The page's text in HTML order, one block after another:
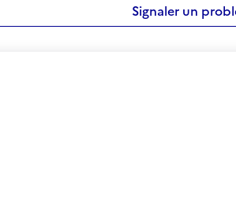
Signaler un